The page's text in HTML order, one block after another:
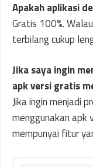
Apakah aplikasi
Gratis 100%.
terbilang cukup
Jika saya ingin
apk versi gratis
Jika ingin menjadi
menggunakan apk
mempunyai fitur